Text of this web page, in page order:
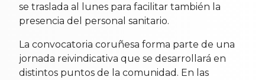
se traslada al lunes para facilitar también la
presencia del personal sanitario.
La convocatoria coruñesa forma parte de una
jornada reivindicativa que se desarrollará en
distintos puntos de la comunidad. En las